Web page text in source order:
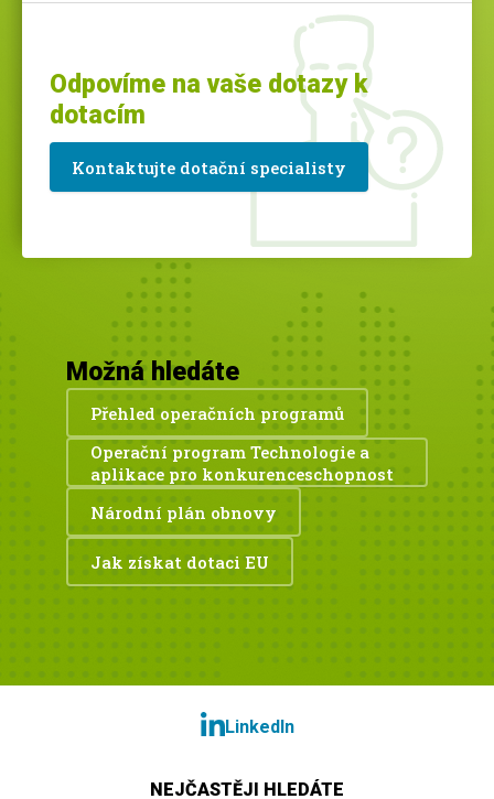
Odpovíme na vaše dotazy k
dotacím
Kontaktujte dotační specialisty
Možná hledáte
Přehled operačních programů
Operační program Technologie a
aplikace pro konkurenceschopnost
Národní plán obnovy
Jak získat dotaci EU
LinkedIn
NEJČASTĚJI HLEDÁTE